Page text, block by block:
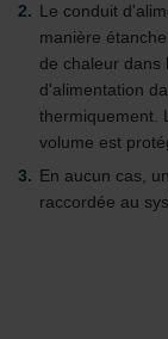
Le conduit
manière
de chaleur dans
d'alimentation
thermiquement.
volume est
En aucun cas,
raccordée au